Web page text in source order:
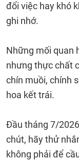
đổi việc hay khó
ghi nhớ.
Những mối quan
nhưng thực chất
chín muồi, chính
hoa kết trái.
Đầu tháng 7/
chút, hãy thử
không phải để